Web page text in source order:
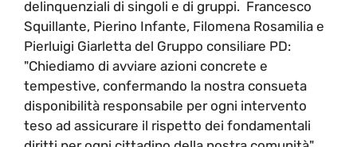
delinquenziali di singoli e di gruppi. Francesco
Squillante, Pierino Infante, Filomena Rosamilia e
Pierluigi Giarletta del Gruppo consiliare PD:
"Chiediamo di avviare azioni concrete e
tempestive, confermando la nostra consueta
disponibilità responsabile per ogni intervento
teso ad assicurare il rispetto dei fondamentali